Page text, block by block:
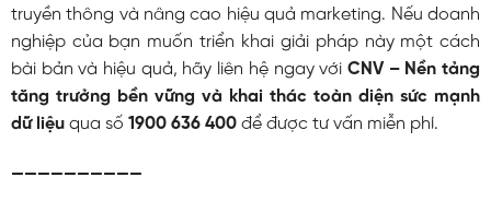
truyền thông và nâng cao hiệu quả marketing. Nếu doanh
nghiệp của bạn muốn triển khai giải pháp này một cách
bài bản và hiệu quả, hãy liên hệ ngay vớiCNV – Nền tảng
tăng trưởng bền vững và khai thác toàn diện sức mạnh
dữ liệu qua số 1900 636 400 để được tư vấn miễn phí.
——————————